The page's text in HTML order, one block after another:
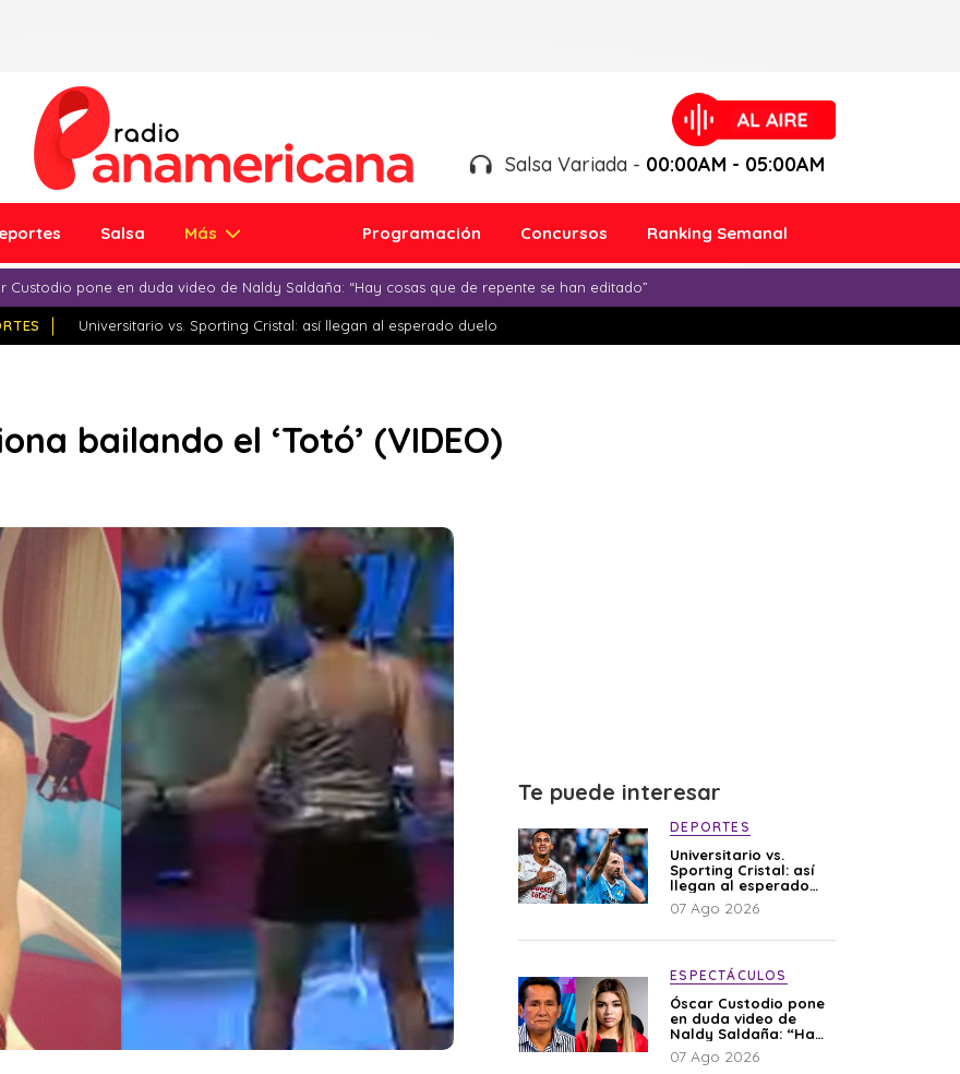
Salsa Variada - 00:00AM - 05:00AM
Salsa Más Programación Concursos Ranking Semanal
Custodio pone en duda video de Naldy Saldaña: “Hay cosas que de repente se han editado”
Universitario vs. Sporting Cristal: así llegan al esperado duelo
bailando el ‘Totó’ (VIDEO)
Te puede interesar
DEPORTES
Universitario vs.
Sporting Cristal: así
llegan al esperado
duelo
07 Ago 2026
ESPECTÁCULOS
Óscar Custodio pone
en duda video de
Naldy Saldaña: “Hay
cosas que de repente
se han editado”
07 Ago 2026